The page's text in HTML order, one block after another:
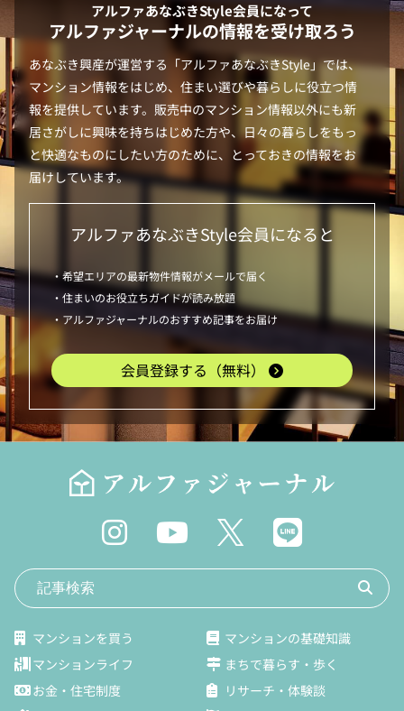
アルファあなぶきStyle会員になって
アルファジャーナルの情報を受け取ろう
あなぶき興産が運営する「アルファあなぶきStyle」では、
マンション情報をはじめ、住まい選びや暮らしに役立つ情
報を提供しています。販売中のマンション情報以外にも新
居さがしに興味を持ちはじめた方や、日々の暮らしをもっ
と快適なものにしたい方のために、とっておきの情報をお
届けしています。
アルファあなぶきStyle会員になると
・希望エリアの最新物件情報がメールで届く
・住まいのお役立ちガイドが読み放題
・アルファジャーナルのおすすめ記事をお届け
会員登録する（無料）
マンションを買う
マンションの基礎知識
マンションライフ
まちで暮らす・歩く
お金・住宅制度
リサーチ・体験談